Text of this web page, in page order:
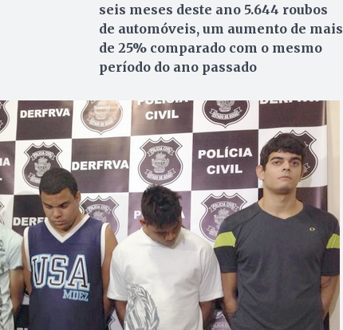
seis meses deste ano 5.644 roubos
de automóveis, um aumento de mais
de 25% comparado com o mesmo
período do ano passado